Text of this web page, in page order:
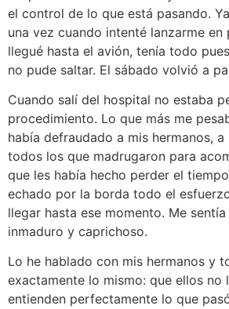
el control de lo que está pasando.
una vez cuando intenté lanzarme en
llegué hasta el avión, tenía todo
no pude saltar. El sábado volvió a
Cuando salí del hospital no estaba
procedimiento. Lo que más me
había defraudado a mis hermanos,
todos los que madrugaron para
que les había hecho perder el
echado por la borda todo el
llegar hasta ese momento. Me
inmaduro y caprichoso.
Lo he hablado con mis hermanos y
exactamente lo mismo: que ellos no
entienden perfectamente lo que